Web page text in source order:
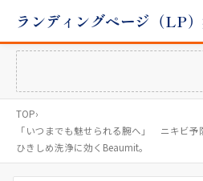
ランディングページ（LP）
TOP›
「いつまでも魅せられる腕へ」 ニキビ予
ひきしめ洗浄に効くBeaumit。